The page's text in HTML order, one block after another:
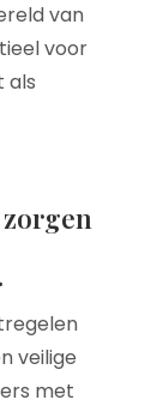
van
voor
als
veilige
met